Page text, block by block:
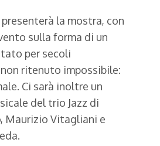
la mostra, con
sulla forma di un
per secoli
ritenuto impossibile:
Ci sarà inoltre un
del trio Jazz di
Maurizio Vitagliani e